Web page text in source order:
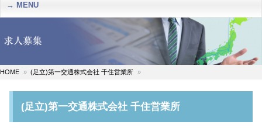
MENU
HOME (足立)第一交通株式会社 千住営業所
(足立)第一交通株式会社 千住営業所